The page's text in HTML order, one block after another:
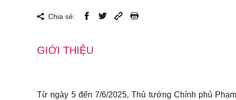
Chia sẻ:
GIỚI THIỆU
Từ ngày 5 đến 7/6/2025, Thủ tướng Chính phủ